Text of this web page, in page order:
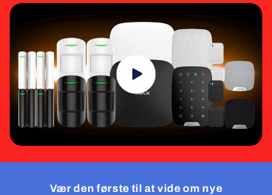
Vær den første til at vide om nye